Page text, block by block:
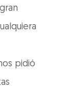
pidió